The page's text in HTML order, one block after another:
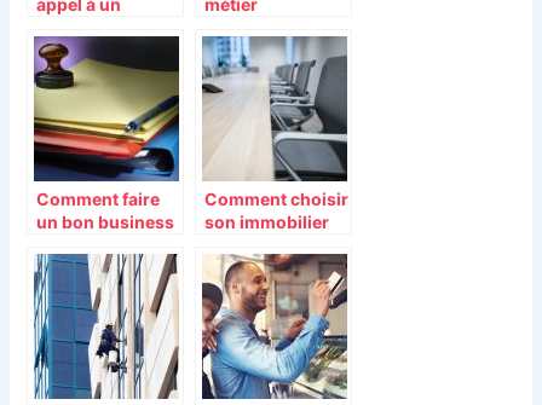
appel à un
comptable ?
métier
direction
Comment faire
un bon business
Comment choisir
son immobilier